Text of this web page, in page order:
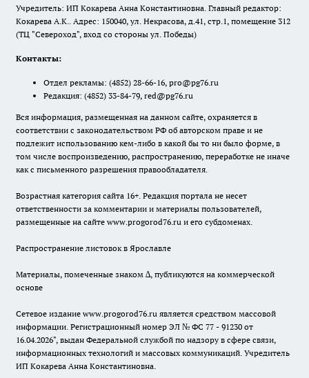
Учредитель: ИП Кокарева Анна Константиновна. Главный редактор:
Кокарева А.К.. Адрес: 150040, ул. Некрасова, д.41, стр.1, помещение 312
(ТЦ "Североход", вход со стороны ул. Победы)
Контакты:
Отдел рекламы: (4852) 28-66-16, pro@pg76.ru
Редакция: (4852) 33-84-79, red@pg76.ru
Вся информация, размещенная на данном сайте, охраняется в
соответствии с законодательством РФ об авторском праве и не
подлежит использованию кем-либо в какой бы то ни было форме, в
том числе воспроизведению, распространению, переработке не иначе
как с письменного разрешения правообладателя.
Возрастная категория сайта 16+. Редакция портала не несет
ответственности за комментарии и материалы пользователей,
размещенные на сайте www.progorod76.ru и его субдоменах.
Распространение листовок в Ярославле
Материалы, помеченные знаком ∆, публикуются на коммерческой
основе
Сетевое издание www.progorod76.ru является средством массовой
информации. Регистрационный номер ЭЛ № ФС 77 - 91230 от
16.04.2026", выдан Федеральной службой по надзору в сфере связи,
информационных технологий и массовых коммуникаций. Учредитель
ИП Кокарева Анна Константиновна.